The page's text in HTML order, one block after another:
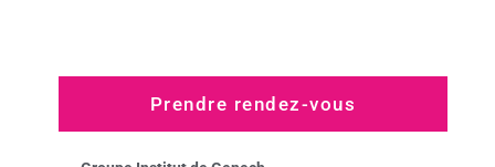
Prendre rendez-vous